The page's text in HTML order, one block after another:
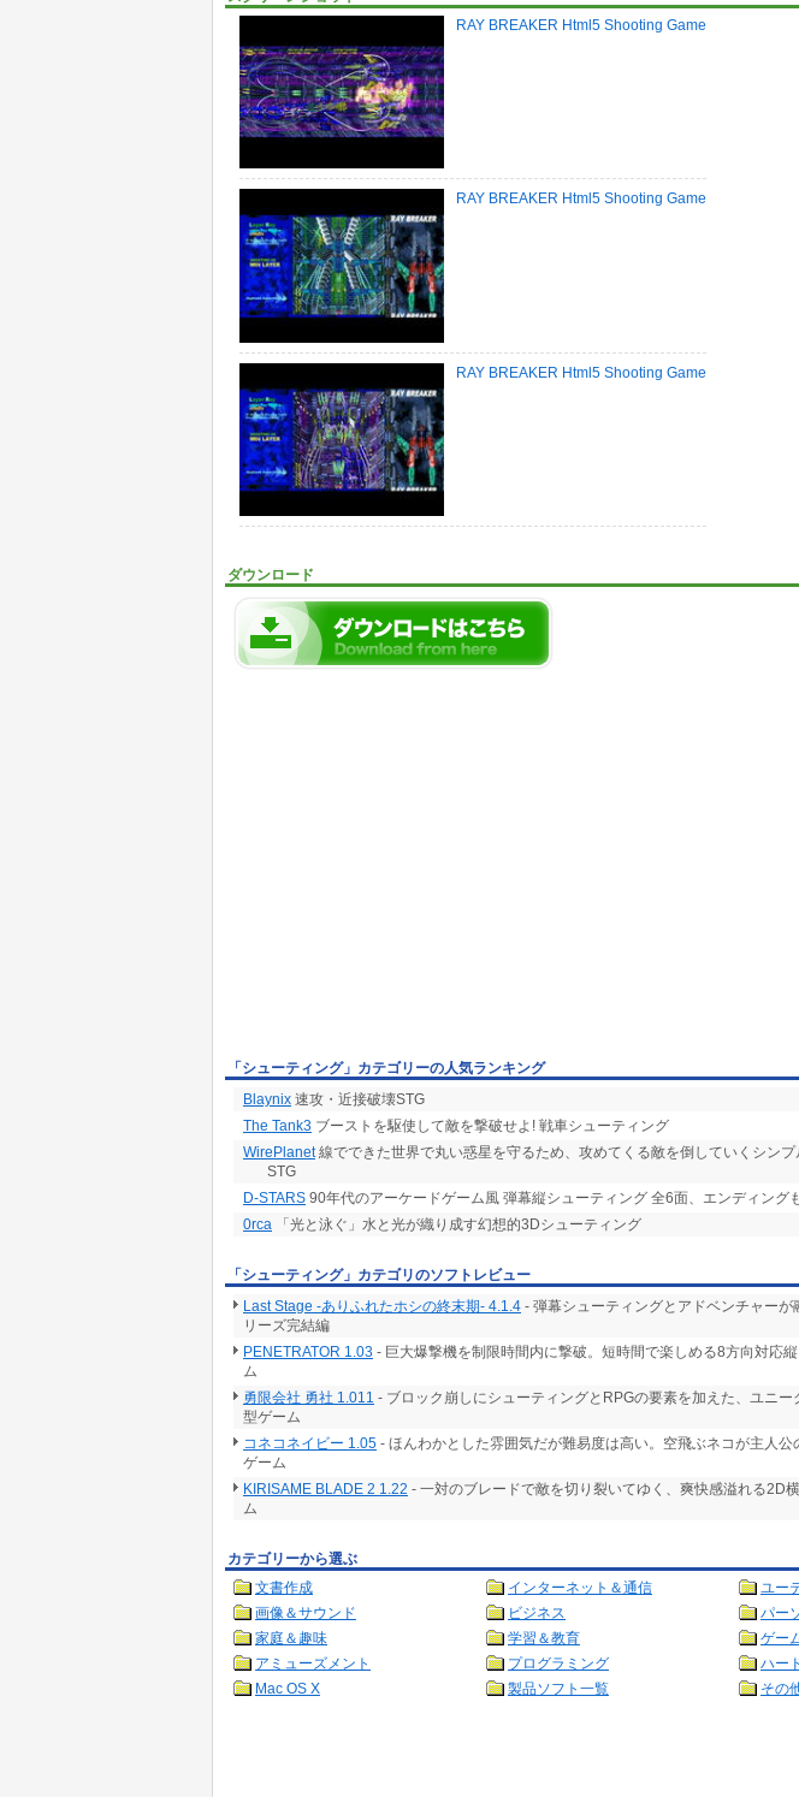
RAY BREAKER Html5 Shooting Game
RAY BREAKER Html5 Shooting Game
RAY BREAKER Html5 Shooting Game
ダウンロード
「シューティング」カテゴリーの人気ランキング
Blaynix 速攻・近接破壊STG
The Tank3 ブーストを駆使して敵を撃破せよ! 戦車シューティング
WirePlanet線でできた世界で丸い惑星を守るため、攻めてくる敵を倒していくシンプ
STG
D-STARS 90年代のアーケードゲーム風 弾幕縦シューティング 全6面、エンディング
0rca 「光と泳ぐ」水と光が織り成す幻想的3Dシューティング
「シューティング」カテゴリのソフトレビュー
Last Stage -ありふれたホシの終末期- 4.1.4 - 弾幕シューティングとアドベンチャー
リーズ完結編
PENETRATOR 1.03 - 巨大爆撃機を制限時間内に撃破。短時間で楽しめる8方向対応
ム
勇限会社 勇社 1.011 - ブロック崩しにシューティングとRPGの要素を加えた、ユニ
型ゲーム
コネコネイビー 1.05 - ほんわかとした雰囲気だが難易度は高い。空飛ぶネコが主人
ゲーム
KIRISAME BLADE 2 1.22 - 一対のブレードで敵を切り裂いてゆく、爽快感溢れる2D
ム
カテゴリーから選ぶ
文書作成
インターネット＆通信
ユー
画像＆サウンド
ビジネス
パー
家庭＆趣味
学習＆教育
ゲー
アミューズメント
プログラミング
ハー
Mac OS X
製品ソフト一覧 その